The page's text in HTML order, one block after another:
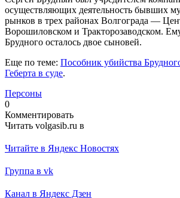
осуществляющих деятельность бывших
рынков в трех районах Волгограда —
Ворошиловском и Тракторозаводском.
Брудного осталось двое сыновей.
Еще по теме: Пособник убийства
Геберта в суде.
Персоны
0
Комментировать
Читать volgasib.ru в
Читайте в Яндекс Новостях
Группа в vk
Канал в Яндекс Дзен